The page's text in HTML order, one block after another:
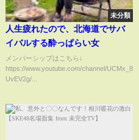
未分類
人生疲れたので、北海道でサバ
イバルする酔っぱらい女
メンバーシップはこちら↓
https://www.youtube.com/channel/
UvEV2g/...